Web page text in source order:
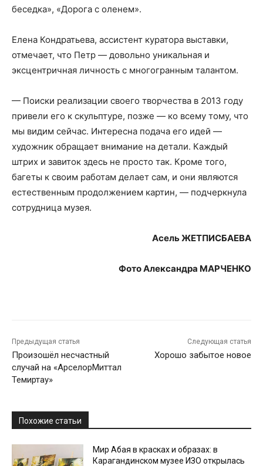
беседка», «Дорога с оленем».
Елена Кондратьева, ассистент куратора выставки,
отмечает, что Петр — довольно уникальная и
эксцентричная личность с многогранным талантом.
— Поиски реализации своего творчества в 2013 году
привели его к скульптуре, позже — ко всему тому, что
мы видим сейчас. Интересна подача его идей —
художник обращает внимание на детали. Каждый
штрих и завиток здесь не просто так. Кроме того,
багеты к своим работам делает сам, и они являются
естественным продолжением картин, — подчеркнула
сотрудница музея.
Асель ЖЕТПИСБАЕВА
ФотоАлександра МАРЧЕНКО
Предыдущая статья
Произошёл несчастный
случай на «АрселорМиттал
Темиртау»
Следующая статья
Хорошо забытое новое
Похожие статьи
Мир Абая в красках и образах: в
Карагандинском музее ИЗО открылась